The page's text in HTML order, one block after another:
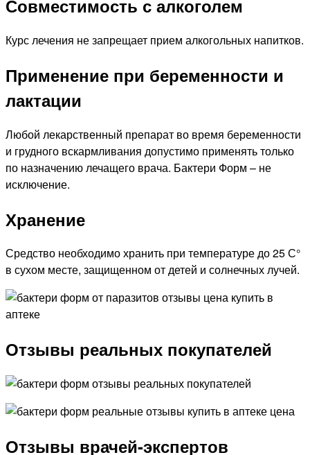
Совместимость с алкоголем
Курс лечения не запрещает прием алкогольных напитков.
Применение при беременности и
лактации
Любой лекарственный препарат во время беременности
и грудного вскармливания допустимо применять только
по назначению лечащего врача. Бактери Форм – не
исключение.
Хранение
Средство необходимо хранить при температуре до 25 С°
в сухом месте, защищенном от детей и солнечных лучей.
Отзывы реальных покупателей
Отзывы врачей-экспертов